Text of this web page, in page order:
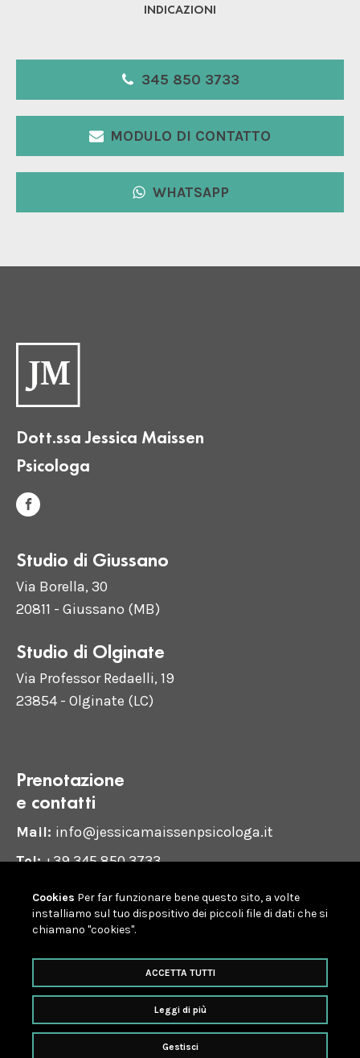
INDICAZIONI
345 850 3733
MODULO DI CONTATTO
WHATSAPP
Dott.ssa Jessica Maissen
Psicologa
Studio di Giussano
Via Borella, 30
20811 - Giussano (MB)
Studio di Olginate
Via Professor Redaelli, 19
23854 - Olginate (LC)
Prenotazione
e contatti
Mail: info@jessicamaissenpsicologa.it
Tel:+39 345 850 3733
WHATSAPP
© Jessica Maissen • P.Iva IT10381730968 • N° Ord. 20316 •
Cookie & privacy policy
dei dati personali
Cookies Per far funzionare bene questo sito, a volte
installiamo sul tuo dispositivo dei piccoli file di dati che si
chiamano "cookies".
ACCETTA TUTTI
Leggi di più
Gestisci